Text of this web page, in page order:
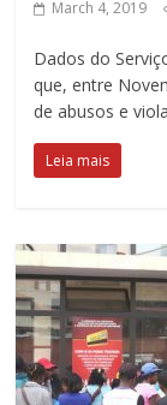
March 4, 2019
Dados do
que, entre
de abusos e
Leia mais